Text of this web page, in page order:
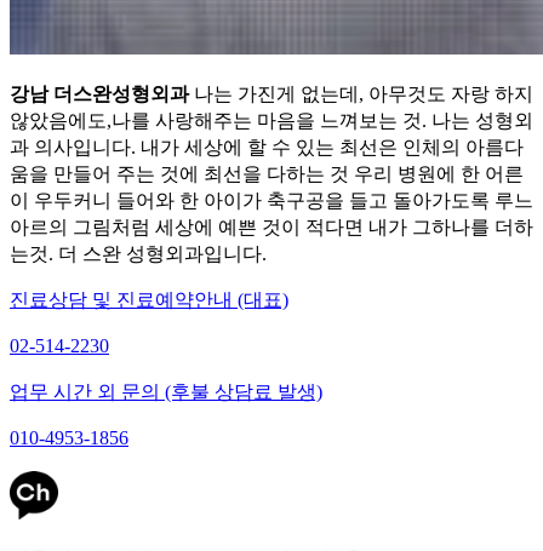
강남 더스완성형외과 나는 가진게 없는데, 아무것도 자랑 하지
않았음에도,나를 사랑해주는 마음을 느껴보는 것. 나는 성형외
과 의사입니다. 내가 세상에 할 수 있는 최선은 인체의 아름다
움을 만들어 주는 것에 최선을 다하는 것 우리 병원에 한 어른
이 우두커니 들어와 한 아이가 축구공을 들고 돌아가도록 루느
아르의 그림처럼 세상에 예쁜 것이 적다면 내가 그하나를 더하
는것. 더 스완 성형외과입니다.
진료상담 및 진료예약안내 (대표)
02-514-2230
업무 시간 외 문의 (후불 상담료 발생)
010-4953-1856